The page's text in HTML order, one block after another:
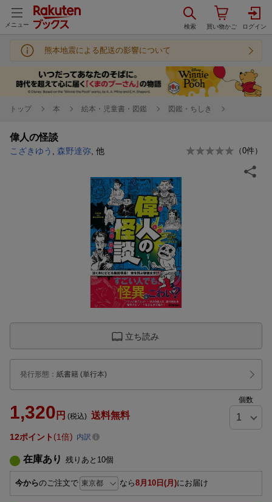
メニュー
熊本地震による配送の影響について
トップ 本 絵本・児童書・図鑑 図鑑・ちしき
偉人の怪談
こざきゆう 森野達弥 , 他 （0件）
立ち読み
発行形態 ： 紙書籍 (単行本)
1,320 円 (税込) 送料無料
個数
12ポイント 1倍 内訳
在庫あり 残りあと 10個
今からのご注文で なら8月10日(月)にお届け